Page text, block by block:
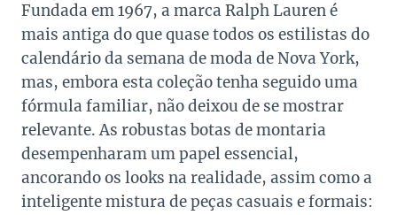
Fundada em 1967, a marca Ralph Lauren é
mais antiga do que quase todos os estilistas do
calendário da semana de moda de Nova York,
mas, embora esta coleção tenha seguido uma
fórmula familiar, não deixou de se mostrar
relevante. As robustas botas de montaria
desempenharam um papel essencial,
ancorando os looks na realidade, assim como a
inteligente mistura de peças casuais e formais: